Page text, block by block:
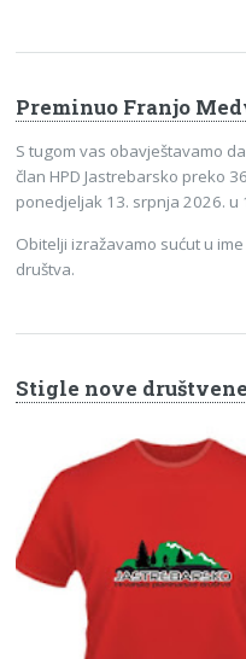
Preminuo Franjo
S tugom vas obavještavamo
član HPD Jastrebarsko preko
ponedjeljak 13. srpnja 2026. u
Obitelji izražavamo sućut u
društva.
Stigle nove